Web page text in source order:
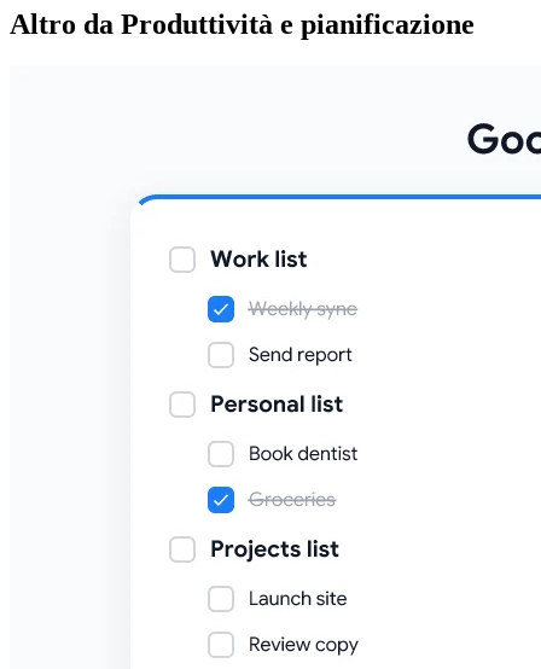
Altro da Produttività e pianificazione